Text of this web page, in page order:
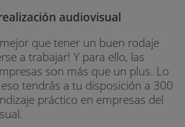
audiovisual
que tener un buen rodaje
a trabajar! Y para ello, las
son más que un plus. Lo
tendrás a tu disposición a 300
práctico en empresas del